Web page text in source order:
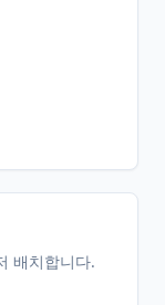
배치합니다.